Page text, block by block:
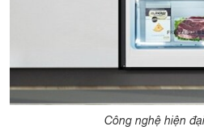
Công nghệ hiện